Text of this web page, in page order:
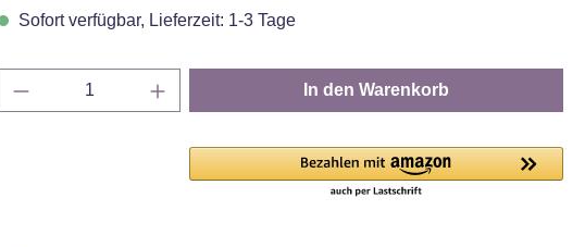
Sofort verfügbar, Lieferzeit: 1-3 Tage
Produkt Anzahl: Gib den gewünschten Wert ein
In den Warenkorb